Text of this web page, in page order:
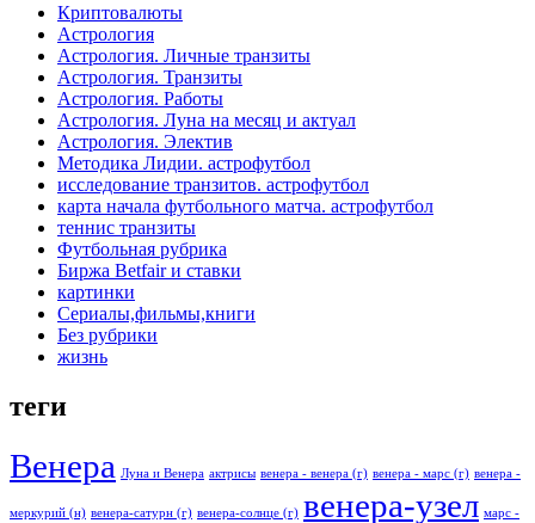
Криптовалюты
Астрология
Астрология. Личные транзиты
Астрология. Транзиты
Астрология. Работы
Астрология. Луна на месяц и актуал
Астрология. Электив
Методика Лидии. астрофутбол
исследование транзитов. астрофутбол
карта начала футбольного матча. астрофутбол
теннис транзиты
Футбольная рубрика
Биржа Betfair и ставки
картинки
Сериалы,фильмы,книги
Без рубрики
жизнь
теги
Венера Луна и Венера актрисы венера - венера (г) венера - марс (г) венера -
меркурий (н) венера-сатурн (г) венера-солнце (г) венера-узел марс -